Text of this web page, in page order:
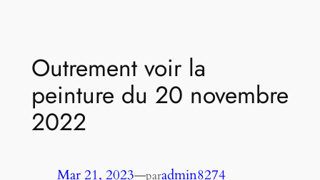
Outrement voir la
peinture du 20 novembre
2022
Mar 21, 2023—paradmin8274